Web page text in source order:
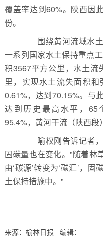
覆盖率达到60%。陕西因
份。
围绕黄河流域水土
一系列国家水土保持重点
积3567平方公里，水土流
里，实现水土流失面积
0.61%，达到70.15%。与
达到历史最高水平，65
95.4%，黄河干流（陕西段
喻权刚告诉记者，
固碳量也在变化。"随着林
由‘碳源’转变为‘碳汇’，
土保持措施中。"
来源：榆林日报 编辑：